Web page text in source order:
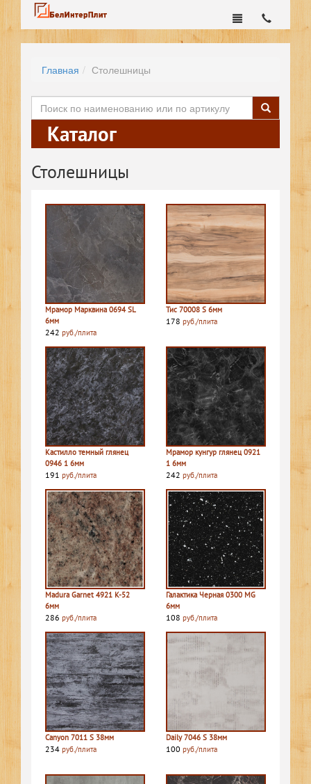
Главная Столешницы
Каталог
Столешницы
Мрамор Марквина 0694 SL
6мм
242 руб./плита
Тис 70008 S 6мм
178 руб./плита
Кастилло темный глянец
0946 1 6мм
191 руб./плита
Мрамор кунгур глянец 0921
1 6мм
242 руб./плита
Madura Garnet 4921 K-52
6мм
286 руб./плита
Галактика Черная 0300 MG
6мм
108 руб./плита
Canyon 7011 S 38мм
234 руб./плита
Daily 7046 S 38мм
100 руб./плита